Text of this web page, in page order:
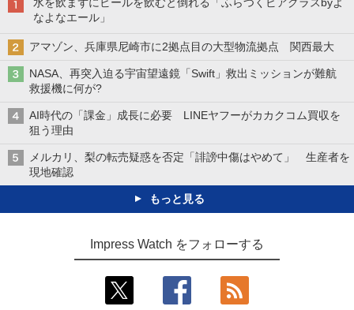
なよなエール」
アマゾン、兵庫県尼崎市に2拠点目の大型物流拠点 関西最大
NASA、再突入迫る宇宙望遠鏡「Swift」救出ミッションが難航
救援機に何が?
AI時代の「課金」成長に必要 LINEヤフーがカカクコム買収を
狙う理由
メルカリ、梨の転売疑惑を否定「誹謗中傷はやめて」 生産者を
現地確認
もっと見る
Impress Watch をフォローする